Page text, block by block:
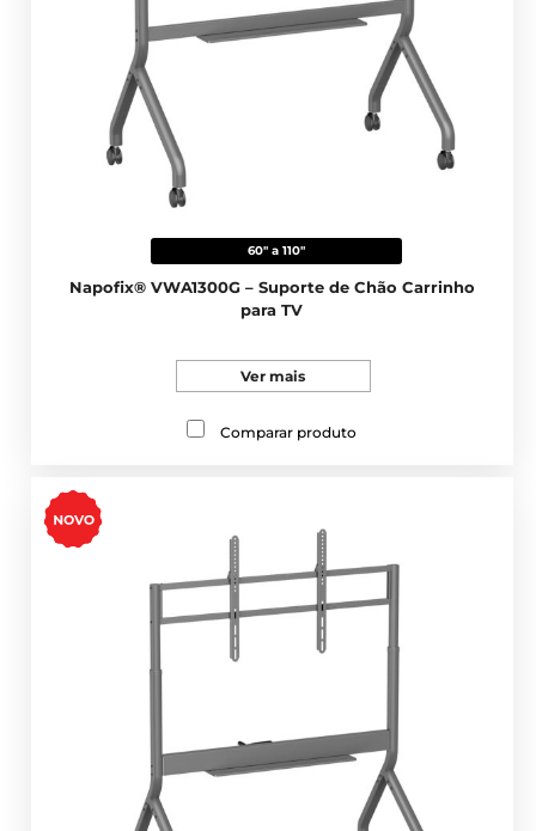
60" a 110"
Napofix® VWA1300G – Suporte de Chão Carrinho
para TV
Ver mais
Comparar produto